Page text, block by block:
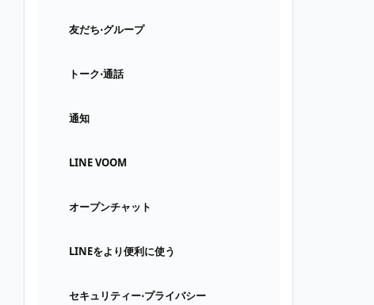
友だち⋅グループ
トーク⋅通話
通知
LINE VOOM
オープンチャット
LINEをより便利に使う
セキュリティー⋅プライバシー